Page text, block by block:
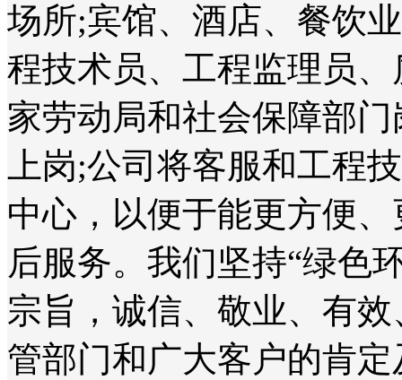
场所;宾馆、酒店、餐饮
程技术员、工程监理员
家劳动局和社会保障部
上岗;公司将客服和工程
中心，以便于能更方便
后服务。我们坚持“绿色
宗旨，诚信、敬业、有
管部门和广大客户的肯